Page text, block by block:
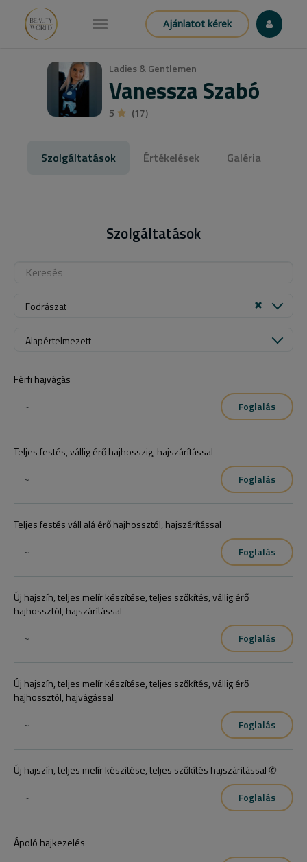
Ajánlatot kérek
Ladies & Gentlemen
Vanessza Szabó
5 (17)
Szolgáltatások Értékelések Galéria
Szolgáltatások
Fodrászat
Alapértelmezett
Férfi hajvágás
~
Foglalás
Teljes festés, vállig érő hajhosszig, hajszárítással
~
Foglalás
Teljes festés váll alá érő hajhossztól, hajszárítással
~
Foglalás
Új hajszín, teljes melír készítése, teljes szőkítés, vállig érő
hajhossztól, hajszárítással
~
Foglalás
Új hajszín, teljes melír készítése, teljes szőkítés, vállig érő
hajhossztól, hajvágással
~
Foglalás
Új hajszín, teljes melír készítése, teljes szőkítés hajszárítással ✆
~
Foglalás
Ápoló hajkezelés